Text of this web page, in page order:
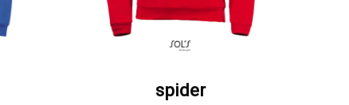
ΖΗΤΗΣΤΕ ΠΡΟΣΦΟΡΑ
spider